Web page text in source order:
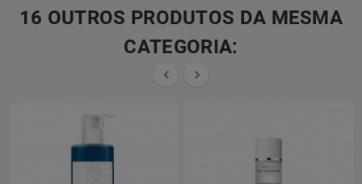
16 OUTROS PRODUTOS DA MESMA
CATEGORIA:
 